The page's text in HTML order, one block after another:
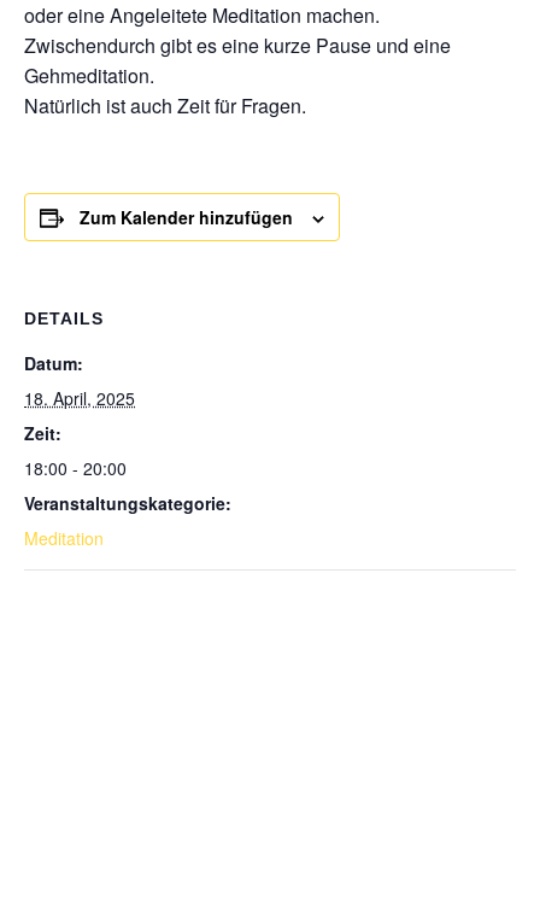
oder eine Angeleitete Meditation machen.
Zwischendurch gibt es eine kurze Pause und eine
Gehmeditation.
Natürlich ist auch Zeit für Fragen.
Zum Kalender hinzufügen
DETAILS
Datum:
18. April, 2025
Zeit:
18:00 - 20:00
Veranstaltungskategorie:
Meditation